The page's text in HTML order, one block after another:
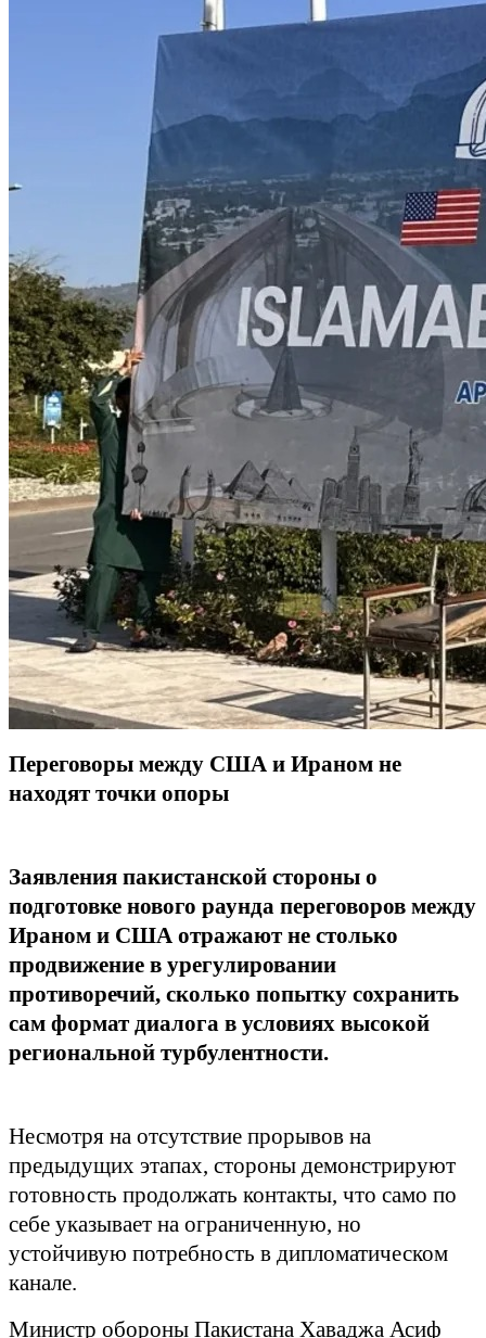
Переговоры между США и Ираном не
находят точки опоры
Заявления пакистанской стороны о
подготовке нового раунда переговоров между
Ираном и США отражают не столько
продвижение в урегулировании
противоречий, сколько попытку сохранить
сам формат диалога в условиях высокой
региональной турбулентности.
Несмотря на отсутствие прорывов на
предыдущих этапах, стороны демонстрируют
готовность продолжать контакты, что само по
себе указывает на ограниченную, но
устойчивую потребность в дипломатическом
канале.
Министр обороны Пакистана Хаваджа Асиф